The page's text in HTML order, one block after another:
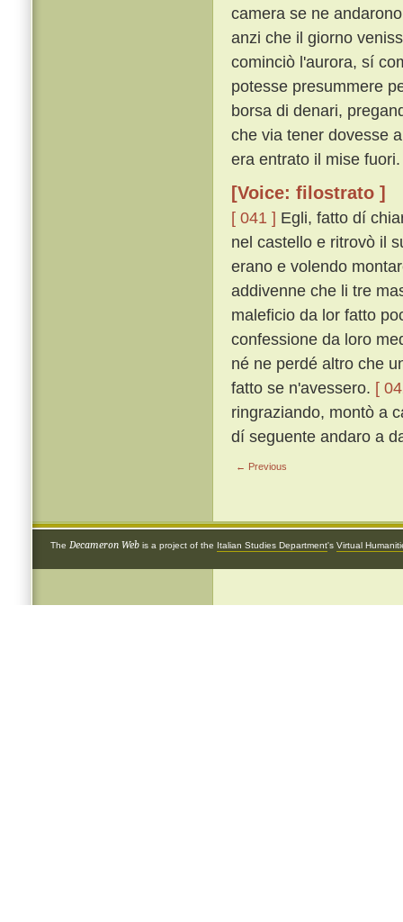
camera se ne
anzi che il giorno
cominciò l'aurora, sí
potesse presummere
borsa di denari,
che via tener dovesse
era entrato il mise fuori.
[Voice: filostrato ]
[ 041 ] Egli, fatto dí
nel castello e ritrovò il
erano e volendo
addivenne che li tre
maleficio da lor fatto
confessione da loro
né ne perdé altro che
fatto se n'avessero. [
ringraziando, montò a
dí seguente andaro a
← Previous
The Decameron Web is a project of the Italian Studies Department's Virtual